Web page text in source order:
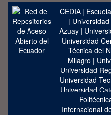
CEDIA|
|
Azuay|
Universidad
Técnica del
Milagro |
Universidad
Universidad
Universidad
Internacional